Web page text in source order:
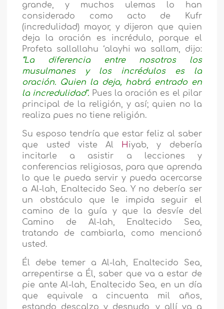
grande, y muchos ulemas lo han
considerado como acto de Kufr
(incredulidad) mayor, y dijeron que quien
deja la oración es incrédulo, porque el
Profeta sallallahu ‘alayhi wa sallam, dijo:
“La diferencia entre nosotros los
musulmanes y los incrédulos es la
oración. Quien la deja, habrá entrado en
la incredulidad". Pues la oración es el pilar
principal de la religión, y así; quien no la
realiza pues no tiene religión.
Su esposo tendría que estar feliz al saber
que usted viste Al Hiyab, y debería
incitarle a asistir a lecciones y
conferencias religiosas, para que aprenda
lo que le pueda servir y pueda acercarse
a Al-lah, Enaltecido Sea. Y no debería ser
un obstáculo que le impida seguir el
camino de la guía y que la desvíe del
Camino de Al-lah, Enaltecido Sea,
tratando de cambiarla, como mencionó
usted.
Él debe temer a Al-lah, Enaltecido Sea,
arrepentirse a Él, saber que va a estar de
pie ante Al-lah, Enaltecido Sea, en un día
que equivale a cincuenta mil años,
estando descalzo y desnudo, y allí va a